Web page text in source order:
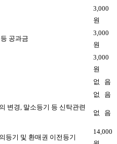
3,000
원
공과금
3,000
원
3,000
원
없 음
없 음
변경, 말소등기 등 신탁관련
없 음
등기 및 환매권 이전등기
14,000